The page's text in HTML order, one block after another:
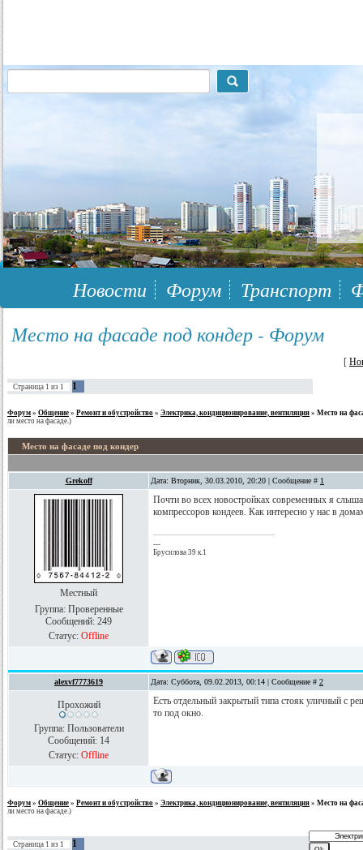
117148, г.Москва, ЮЗАО, муниципальный район Южное Бутово
Новости Форум Транспорт
Место на фасаде под кондер - Форум
[
Страница 1 из 1 1
Форум » Общение » Ремонт и обустройство » Электрика, кондиционирование, вентиляция » Место на
ли место на фасаде.)
Место на фасаде под кондер
Grekoff Дата: Вторник, 30.03.2010, 20:20 | Сообщение # 1
Местный
Группа: Проверенные
Сообщений: 249
Статус: Offline
Почти во всех новостройках современных я
компрессоров кондеев. Как интересно у нас в
---
Брусилова 39 к.1
alexvf7773619 Дата: Суббота, 09.02.2013, 00:14 | Сообщение # 2
Прохожий
Группа: Пользователи
Сообщений: 14
Статус: Offline
Есть отдельный закрытый типа стояк уличный с
то под окно.
Форум » Общение » Ремонт и обустройство » Электрика, кондиционирование, вентиляция » Место на
ли место на фасаде.)
Страница 1 из 1 1